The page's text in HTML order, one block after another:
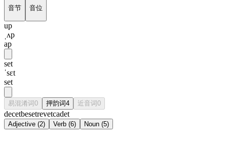
音节 音位
up
ˌʌp
ap
set
ˈsɛt
set
易混淆词0 押韵词4 近音词0
decetbesetrevetcadet
Adjective (2) Verb (6) Noun (5)